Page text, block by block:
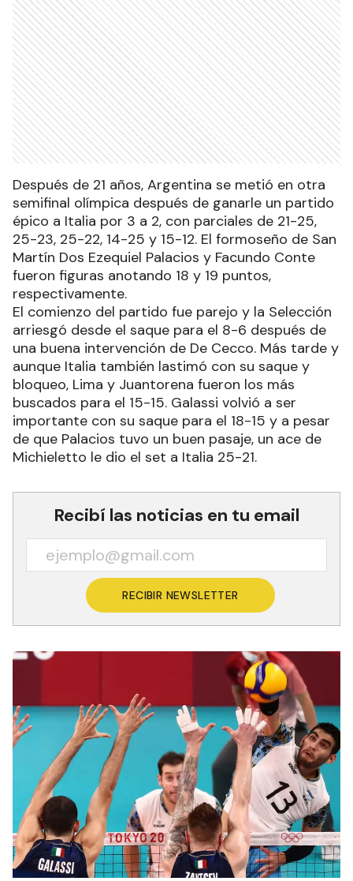
Después de 21 años, Argentina se metió en otra
semifinal olímpica después de ganarle un partido
épico a Italia por 3 a 2, con parciales de 21-25,
25-23, 25-22, 14-25 y 15-12. El formoseño de San
Martín Dos Ezequiel Palacios y Facundo Conte
fueron figuras anotando 18 y 19 puntos,
respectivamente.
El comienzo del partido fue parejo y la Selección
arriesgó desde el saque para el 8-6 después de
una buena intervención de De Cecco. Más tarde y
aunque Italia también lastimó con su saque y
bloqueo, Lima y Juantorena fueron los más
buscados para el 15-15. Galassi volvió a ser
importante con su saque para el 18-15 y a pesar
de que Palacios tuvo un buen pasaje, un ace de
Michieletto le dio el set a Italia 25-21.
Recibí las noticias en tu email
RECIBIR NEWSLETTER